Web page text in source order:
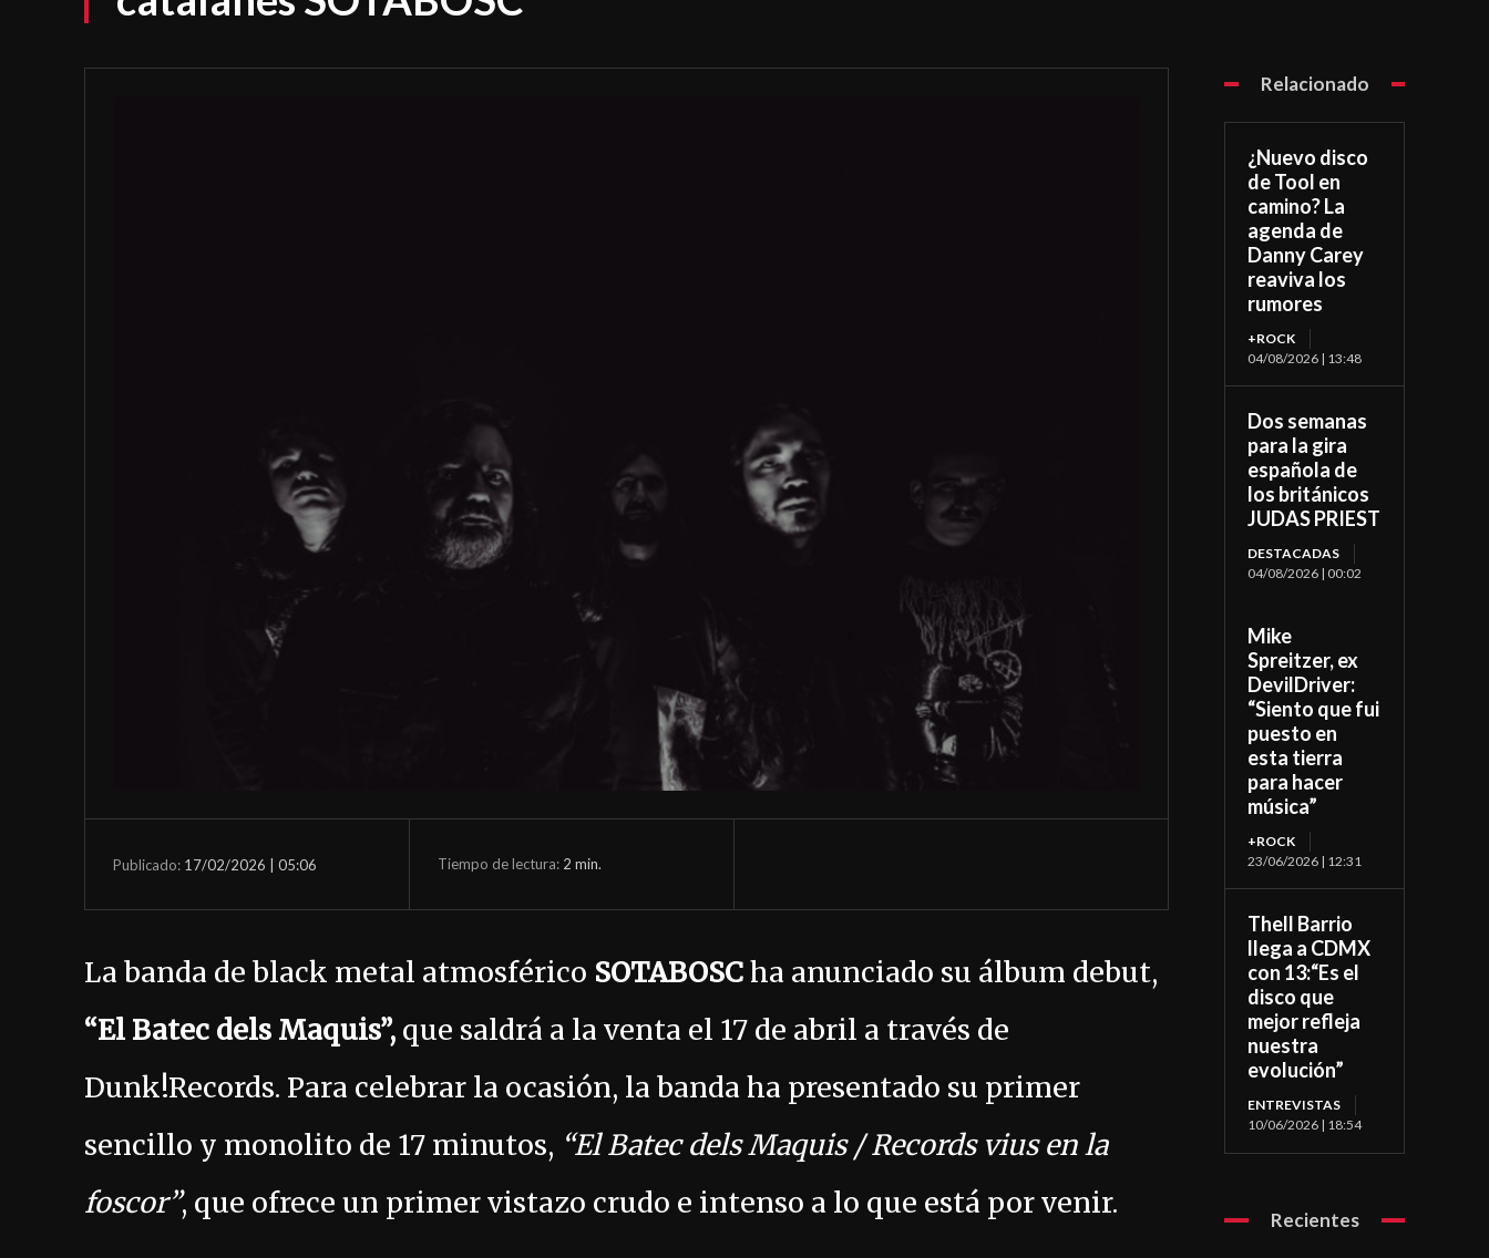
Publicado: 17/02/2026 | 05:06 Tiempo de lectura: 2 min.
La banda de black metal atmosférico SOTABOSCha anunciado su álbum debut,
“El Batec dels Maquis”, que saldrá a la venta el 17 de abril a través de
Dunk!Records. Para celebrar la ocasión, la banda ha presentado su primer
sencillo y monolito de 17 minutos, “El Batec dels Maquis / Records vius en la
foscor”, que ofrece un primer vistazo crudo e intenso a lo que está por venir.
Relacionado
¿Nuevo disco
de Tool en
camino? La
agenda de
Danny Carey
reaviva los
rumores
+ROCK
04/08/2026 | 13:48
Dos semanas
para la gira
española de
los británicos
JUDAS PRIEST
DESTACADAS
04/08/2026 | 00:02
Mike
Spreitzer, ex
DevilDriver:
“Siento que fui
puesto en
esta tierra
para hacer
música”
+ROCK
23/06/2026 | 12:31
Thell Barrio
llega a CDMX
con 13:“Es el
disco que
mejor refleja
nuestra
evolución”
ENTREVISTAS
10/06/2026 | 18:54
Recientes